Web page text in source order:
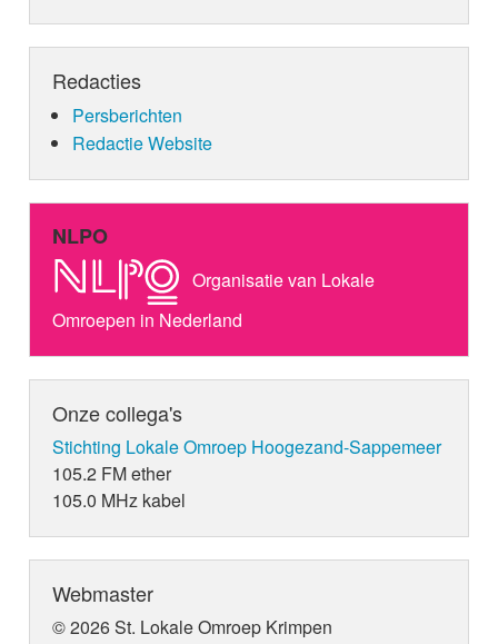
Redacties
Persberichten
Redactie Website
NLPO
Organisatie van Lokale
Omroepen in Nederland
Onze collega's
Stichting Lokale Omroep Hoogezand-Sappemeer
105.2 FM ether
105.0 MHz kabel
Webmaster
© 2026 St. Lokale Omroep Krimpen